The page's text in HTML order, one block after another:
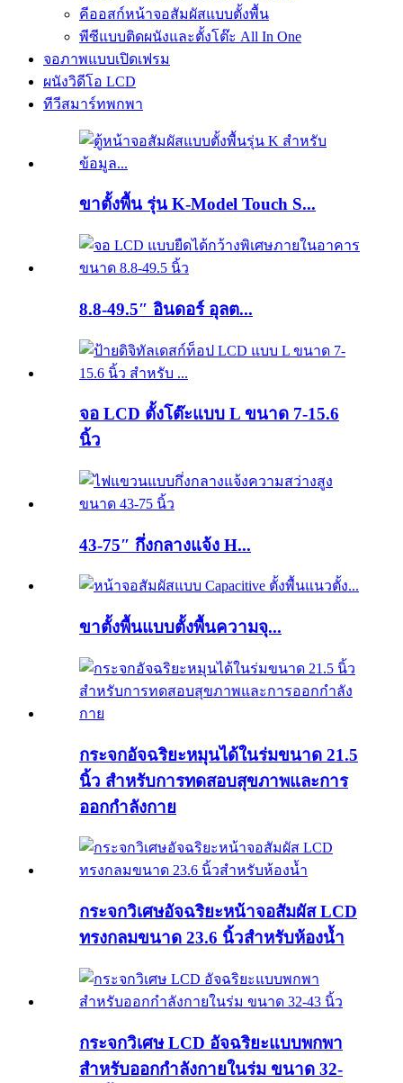
คีออสก์หน้าจอสัมผัสแบบตั้งพื้น
พีซีแบบติดผนังและตั้งโต๊ะ All In One
จอภาพแบบเปิดเฟรม
ผนังวิดีโอ LCD
ทีวีสมาร์ทพกพา
ขาตั้งพื้น รุ่น K-Model Touch S...
8.8-49.5″ อินดอร์ อุลต...
จอ LCD ตั้งโต๊ะแบบ L ขนาด 7-15.6
นิ้ว
43-75″ กึ่งกลางแจ้ง H...
ขาตั้งพื้นแบบตั้งพื้นความจุ...
กระจกอัจฉริยะหมุนได้ในร่มขนาด 21.5
นิ้ว สำหรับการทดสอบสุขภาพและการ
ออกกำลังกาย
กระจกวิเศษอัจฉริยะหน้าจอสัมผัส LCD
ทรงกลมขนาด 23.6 นิ้วสำหรับห้องน้ำ
กระจกวิเศษ LCD อัจฉริยะแบบพกพา
สำหรับออกกำลังกายในร่ม ขนาด 32-